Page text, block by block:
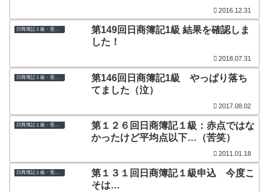
2016.12.31
日商簿記１級・受験体験記＆結果発表
第149回日商簿記1級 結果を確認しま
した！
2018.07.31
第146回日商簿記1級 やっぱり落ち
てました（泣）
2017.08.02
日商簿記１級・受験体験記＆結果発表
第１２６回日商簿記１級：赤点ではな
かったけど平均点以下…（苦笑）
2011.01.18
日商簿記１級・受験体験記＆結果発表
第１３１回日商簿記１級申込 今度こ
そは…